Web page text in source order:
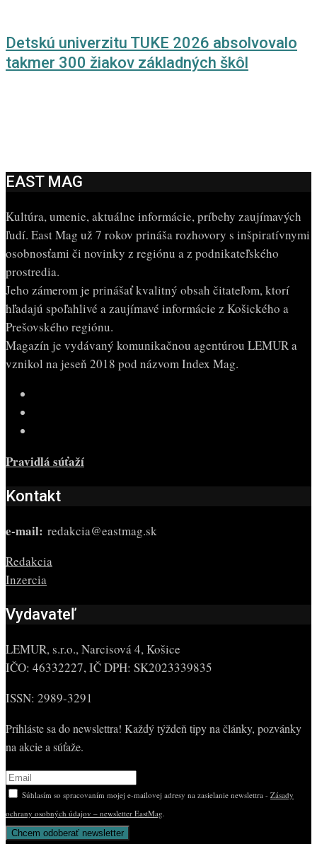
Detskú univerzitu TUKE 2026 absolvovalo
takmer 300 žiakov základných škôl
EAST MAG
Kultúra, umenie, aktuálne informácie, príbehy zaujímavých
ľudí. East Mag už 7 rokov prináša rozhovory s inšpiratívnymi
osobnosťami či novinky z regiónu a z podnikateľského
prostredia.
Jeho zámerom je prinášať kvalitný obsah čitateľom, ktorí
hľadajú spoľahlivé a zaujímavé informácie z Košického a
Prešovského regiónu.
Magazín je vydávaný komunikačnou agentúrou LEMUR a
vznikol na jeseň 2018 pod názvom Index Mag.
Pravidlá súťaží
Kontakt
e-mail: redakcia@eastmag.sk
Redakcia
Inzercia
Vydavateľ
LEMUR, s.r.o., Narcisová 4, Košice
IČO: 46332227, IČ DPH: SK2023339835
ISSN: 2989-3291
Prihláste sa do newslettra! Každý týždeň tipy na články, pozvánky
na akcie a súťaže.
Súhlasím so spracovaním mojej e-mailovej adresy na zasielanie newslettra - Zásady
ochrany osobných údajov – newsletter EastMag.